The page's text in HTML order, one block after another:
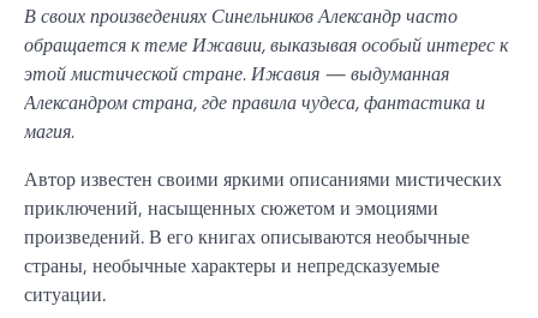
В своих произведениях Синельников Александр часто
обращается к теме Ижавии, выказывая особый интерес к
этой мистической стране. Ижавия — выдуманная
Александром страна, где правила чудеса, фантастика и
магия.
Автор известен своими яркими описаниями мистических
приключений, насыщенных сюжетом и эмоциями
произведений. В его книгах описываются необычные
страны, необычные характеры и непредсказуемые
ситуации.